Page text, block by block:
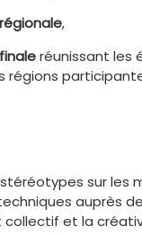
,
réunissant les
régions
sur les
auprès
collectif et la